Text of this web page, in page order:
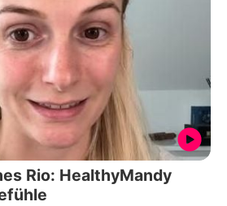
Rio: HealthyMandy